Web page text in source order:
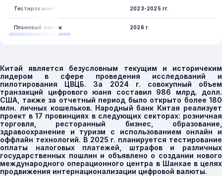
Тестирование 2023-2025 гг.
Плановый запуск 2026 г.
Китай является безусловным текущим и историчеким
лидером в сфере проведения исследований и
пилотирования ЦВЦБ. За 2024 г. совокупный объем
транзакций цифрового юаня составил 986 млрд. долл.
США, также за отчетный период было открыто более 180
млн. личных кошельков. Народный банк Китая реализует
проект в 17 провинциях в следующих секторах: розничная
торговля, ресторанный бизнес, образование,
здравоохранение и туризм с использованием онлайн и
оффлайн технологий. В 2025 г. планируется тестирование
оплаты налоговых платежей, штрафов и различных
государственных пошлин и объявлено о создании нового
международного операционного центра в Шанхае в целях
продвижения интернационализации цифровой валюты.